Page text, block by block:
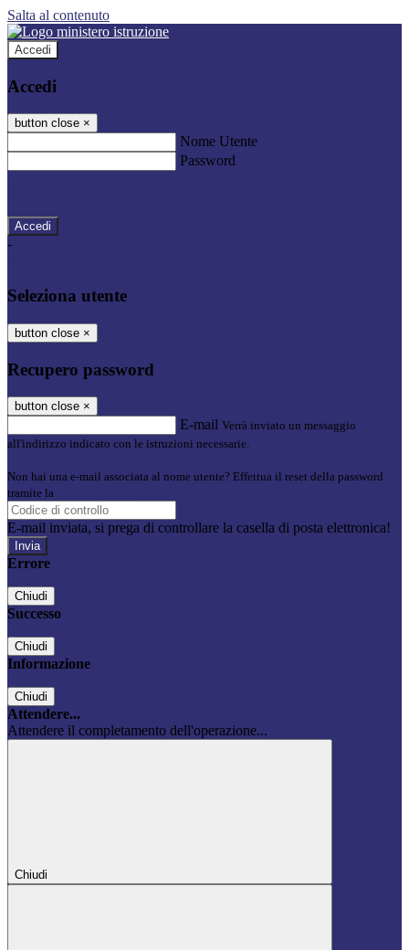
Salta al contenuto
Accedi
Accedi
button close ×
Nome Utente
Password
-
Seleziona utente
button close ×
Recupero password
button close ×
E-mail Verrà inviato un messaggio
all'indirizzo indicato con le istruzioni necessarie.
Non hai una e-mail associata al nome utente? Effettua il reset della password
tramite la
E-mail inviata, si prega di controllare la casella di posta elettronica!
Errore
Chiudi
Successo
Chiudi
Informazione
Chiudi
Attendere...
Attendere il completamento dell'operazione...
Chiudi